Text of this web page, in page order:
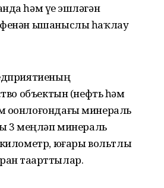
һәм үҙе эшләгән
ышаныслы һаҡлау
объектын (нефть һәм
минераль
3 меңләп минераль
километр, юғары вольтлы
таҙарттылар.